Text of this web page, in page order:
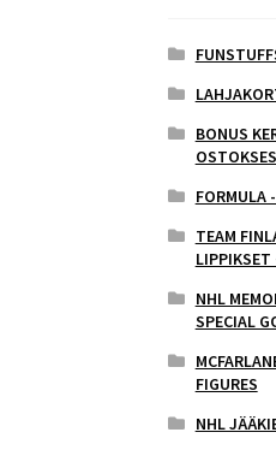
BONUS
FORMULA
TEAM
LIPPIKSET
NHL
SPECIAL
FIGURES
NHL